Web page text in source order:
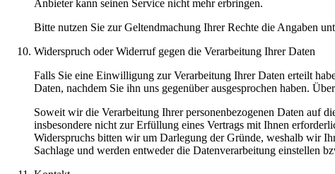
Anbieter kann seinen Service nicht mehr erbringen.
Bitte nutzen Sie zur Geltendmachung Ihrer Rechte die Angaben
Widerspruch oder Widerruf gegen die Verarbeitung Ihrer Daten
Falls Sie eine Einwilligung zur Verarbeitung Ihrer Daten erteilt
Daten, nachdem Sie ihn uns gegenüber ausgesprochen haben.
Soweit wir die Verarbeitung Ihrer personenbezogenen Daten auf
insbesondere nicht zur Erfüllung eines Vertrags mit Ihnen
Widerspruchs bitten wir um Darlegung der Gründe, weshalb wir
Sachlage und werden entweder die Datenverarbeitung einstellen